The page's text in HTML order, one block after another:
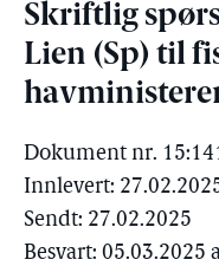
Skriftlig
Lien (Sp) til
Dokument nr.
Innlevert:
Sendt: 27.02.2025
Besvart: 05.03.2025